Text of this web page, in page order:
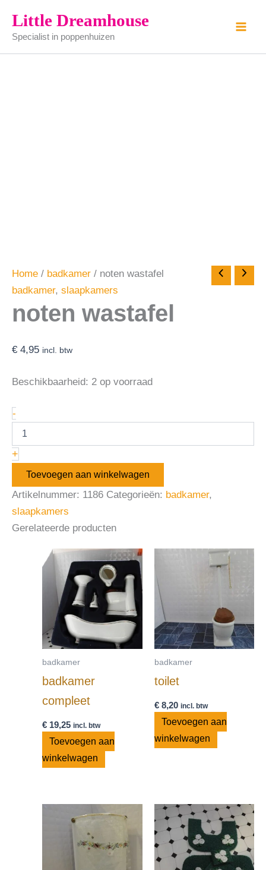
naar
inhoud
Little Dreamhouse
Specialist in poppenhuizen
Home / badkamer / noten wastafel
badkamer, slaapkamers
noten wastafel
€ 4,95 incl. btw
Beschikbaarheid: 2 op voorraad
-
wastafel
aantal
+
Toevoegen aan winkelwagen
Artikelnummer: 1186 Categorieën: badkamer,
slaapkamers
Gerelateerde producten
badkamer
badkamer
compleet
€ 19,25 incl. btw
Toevoegen aan
winkelwagen
badkamer
toilet
€8,20 incl. btw
Toevoegen aan
winkelwagen